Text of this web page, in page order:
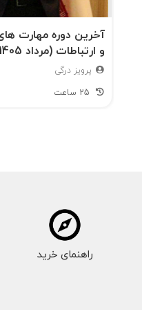
گفتار
بدرخشیم؟
گفتار
گفتار بیست
سناریوهای فروش
آخرین دوره مهارت
و ارتباطات (مرداد 1405)
پرویز درگی
راهنمای خرید